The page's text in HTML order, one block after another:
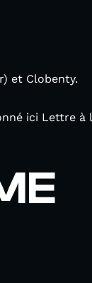
et Clobenty.
ici Lettre à